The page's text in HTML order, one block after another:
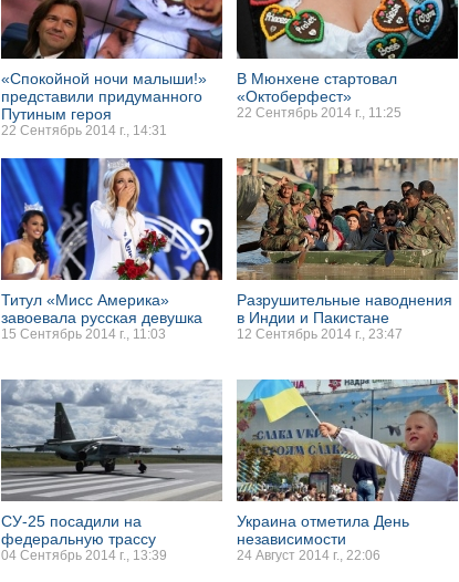
«Спокойной ночи малыши!»
представили придуманного
Путиным героя
22 Сентябрь 2014 г., 14:31
В Мюнхене стартовал
«Октоберфест»
22 Сентябрь 2014 г., 11:25
Титул «Мисс Америка»
завоевала русская девушка
15 Сентябрь 2014 г., 11:03
Разрушительные наводнения
в Индии и Пакистане
12 Сентябрь 2014 г., 23:47
СУ-25 посадили на
федеральную трассу
04 Сентябрь 2014 г., 13:39
Украина отметила День
независимости
24 Август 2014 г., 22:06